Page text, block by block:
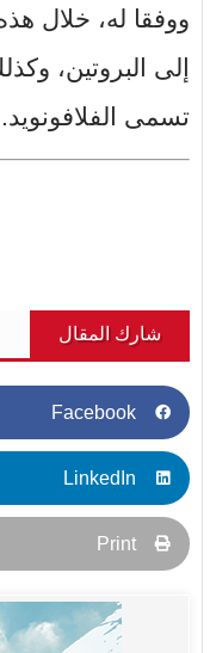
ووفقا له، خلال
إلى البروتين،
تسمى الفلافونويد.
شارك المقال
Facebook
LinkedIn
Print